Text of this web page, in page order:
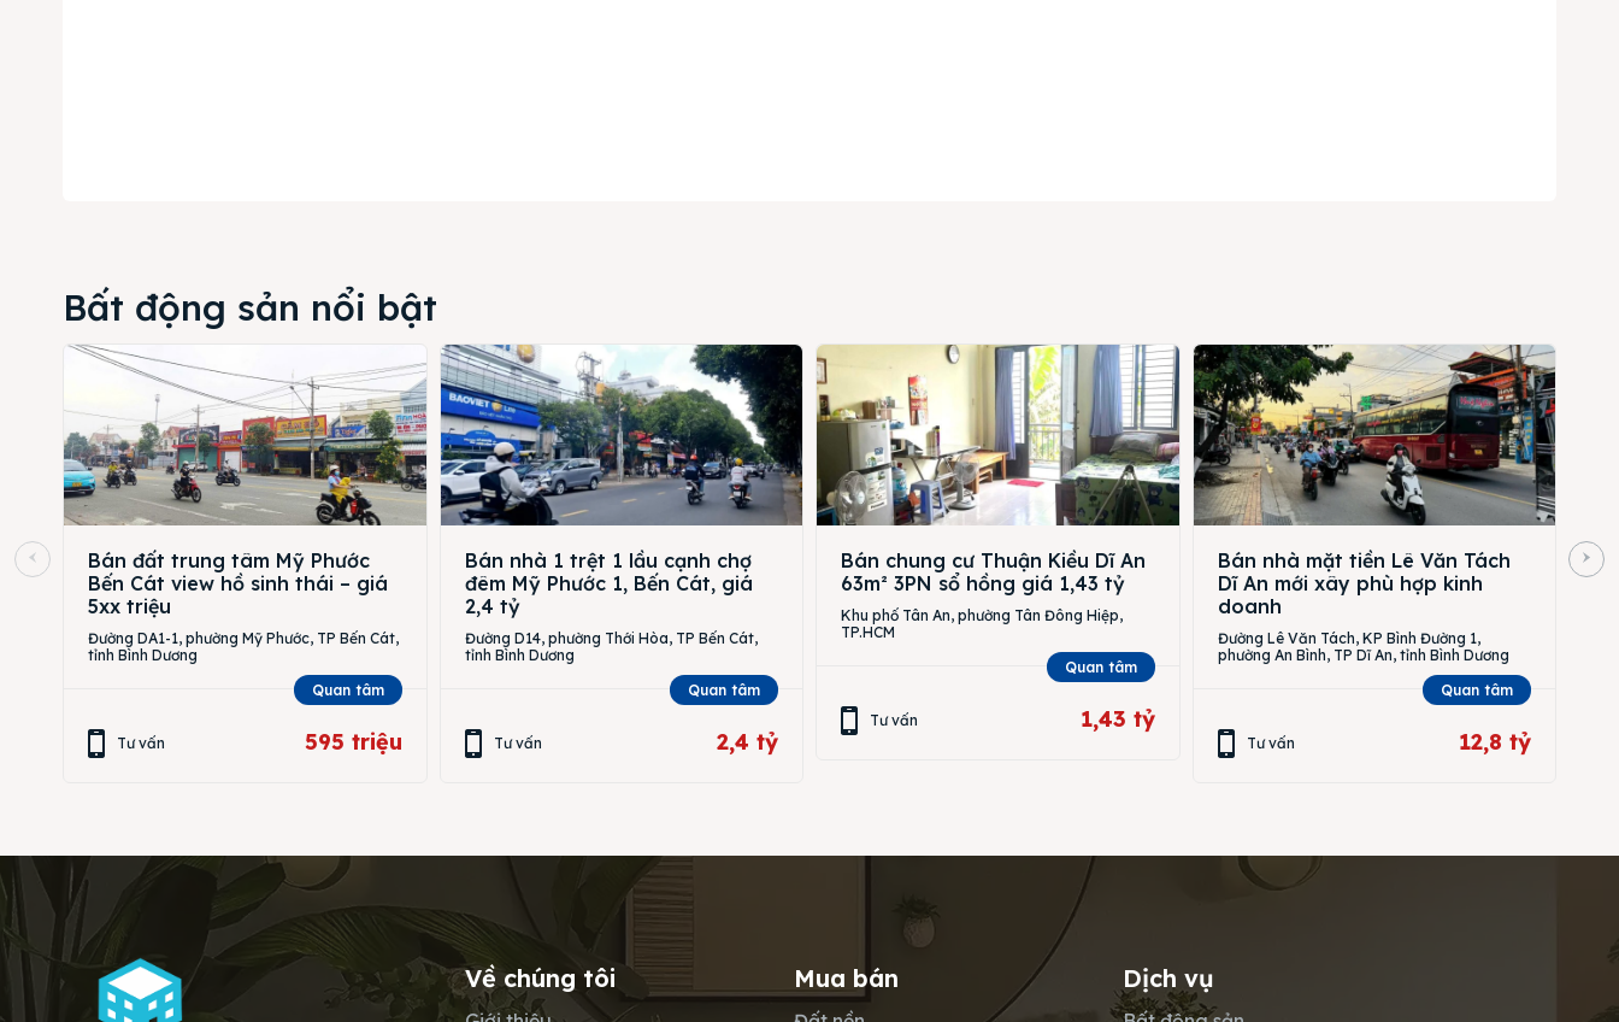
Bất động sản nổi bật
Bán đất trung tâm Mỹ Phước
Bến Cát view hồ sinh thái – giá
5xx triệu
Đường DA1-1, phường Mỹ Phước, TP Bến Cát,
tỉnh Bình Dương
Quan tâm
Tư vấn 595 triệu
Bán nhà 1 trệt 1 lầu cạnh chợ
đêm Mỹ Phước 1, Bến Cát, giá
2,4 tỷ
Đường D14, phường Thới Hòa, TP Bến Cát,
tỉnh Bình Dương
Quan tâm
Tư vấn 2,4 tỷ
Bán chung cư Thuận Kiều Dĩ An
63m² 3PN sổ hồng giá 1,43 tỷ
Khu phố Tân An, phường Tân Đông Hiệp,
TP.HCM
Quan tâm
Tư vấn 1,43 tỷ
Bán nhà mặt tiền Lê Văn Tách
Dĩ An mới xây phù hợp kinh
doanh
Đường Lê Văn Tách, KP Bình Đường 1,
phường An Bình, TP Dĩ An, tỉnh Bình Dương
Quan tâm
Tư vấn 12,8 tỷ
Về chúng tôi Mua bán Dịch vụ